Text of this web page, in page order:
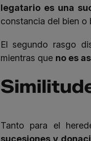
legatario es una
constancia del bien o
El segundo rasgo
mientras que no es
Tanto para el
sucesiones y